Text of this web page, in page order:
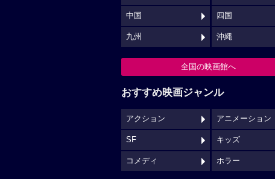
中国 四国
九州 沖縄
全国の映画館へ
おすすめ映画ジャンル
アクション アニメーション
SF キッズ
コメディ ホラー